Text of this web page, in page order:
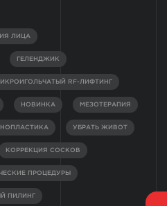
ЛИЦА
ГЕЛЕНДЖИК
RF-ЛИФТИНГ
НОВИНКА МЕЗОТЕРАПИЯ
УБРАТЬ ЖИВОТ
КОРРЕКЦИЯ СОСКОВ
ПРОЦЕДУРЫ
ПИЛИНГ